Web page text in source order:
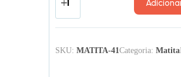
SKU: MATITA-41Categoria: Matita